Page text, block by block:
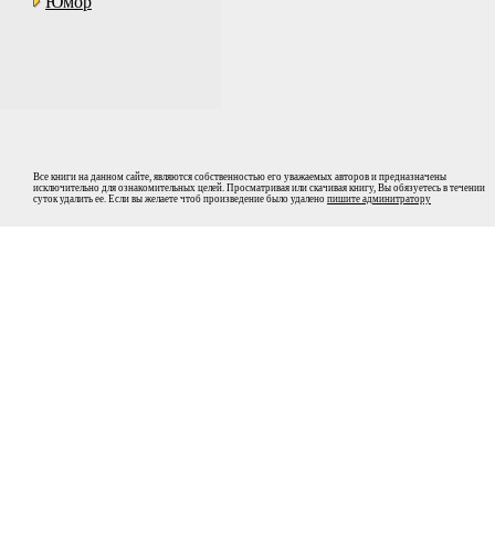
Все книги на данном сайте, являются собственностью его уважаемых авторов и предназначены
исключительно для ознакомительных целей. Просматривая или скачивая книгу, Вы обязуетесь в течении
суток удалить ее. Если вы желаете чтоб произведение было удалено пишите админитратору